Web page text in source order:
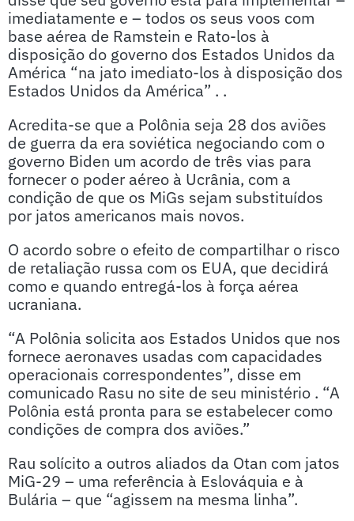
imediatamente e – todos os seus voos com
base aérea de Ramstein e Rato-los à
disposição do governo dos Estados Unidos da
América “na jato imediato-los à disposição dos
Estados Unidos da América” . .
Acredita-se que a Polônia seja 28 dos aviões
de guerra da era soviética negociando com o
governo Biden um acordo de três vias para
fornecer o poder aéreo à Ucrânia, com a
condição de que os MiGs sejam substituídos
por jatos americanos mais novos.
O acordo sobre o efeito de compartilhar o risco
de retaliação russa com os EUA, que decidirá
como e quando entregá-los à força aérea
ucraniana.
“A Polônia solicita aos Estados Unidos que nos
fornece aeronaves usadas com capacidades
operacionais correspondentes”, disse em
comunicado Rasu no site de seu ministério . “A
Polônia está pronta para se estabelecer como
condições de compra dos aviões.”
Rau solícito a outros aliados da Otan com jatos
MiG-29 – uma referência à Eslováquia e à
Bulária – que “agissem na mesma linha”.